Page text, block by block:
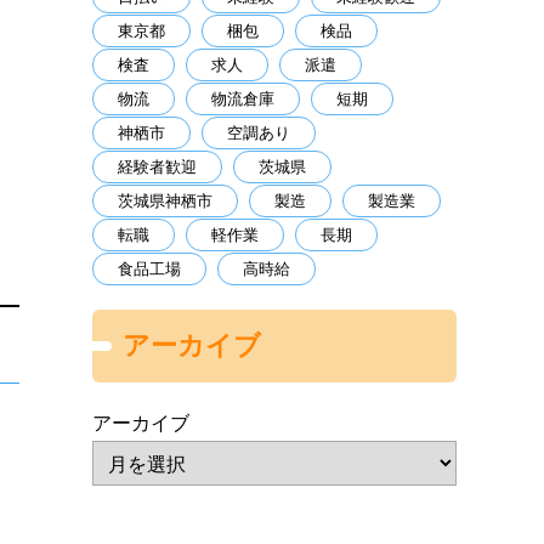
東京都
梱包
検品
検査
求人
派遣
物流
物流倉庫
短期
神栖市
空調あり
経験者歓迎
茨城県
茨城県神栖市
製造
製造業
転職
軽作業
長期
食品工場
高時給
アーカイブ
アーカイブ